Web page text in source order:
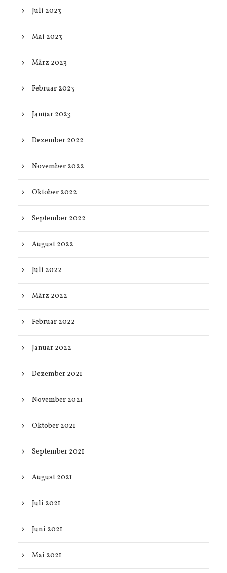
Juli 2023
Mai 2023
März 2023
Februar 2023
Januar 2023
Dezember 2022
November 2022
Oktober 2022
September 2022
August 2022
Juli 2022
März 2022
Februar 2022
Januar 2022
Dezember 2021
November 2021
Oktober 2021
September 2021
August 2021
Juli 2021
Juni 2021
Mai 2021